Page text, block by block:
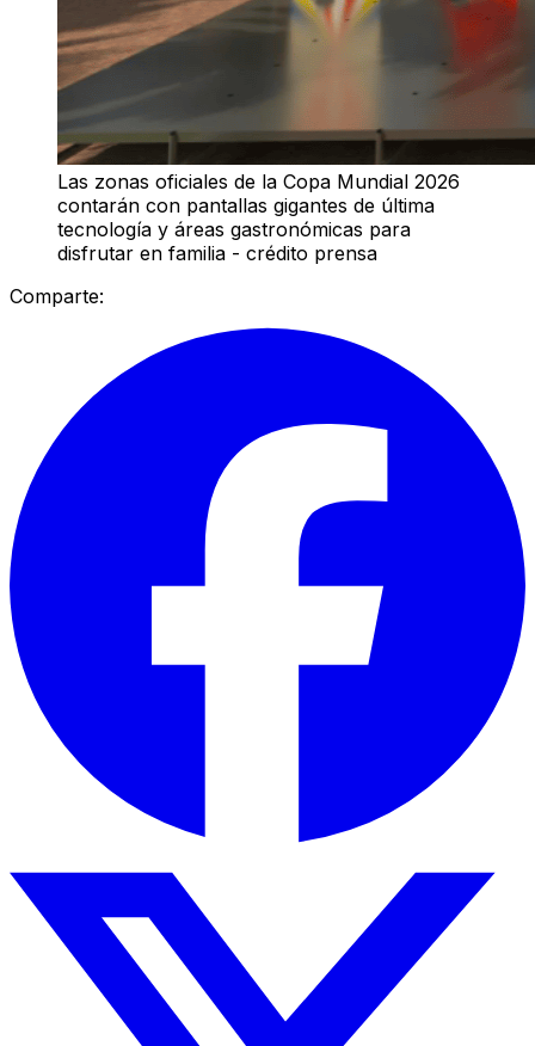
Las zonas oficiales de la Copa Mundial 2026
contarán con pantallas gigantes de última
tecnología y áreas gastronómicas para
disfrutar en familia - crédito prensa
Comparte: